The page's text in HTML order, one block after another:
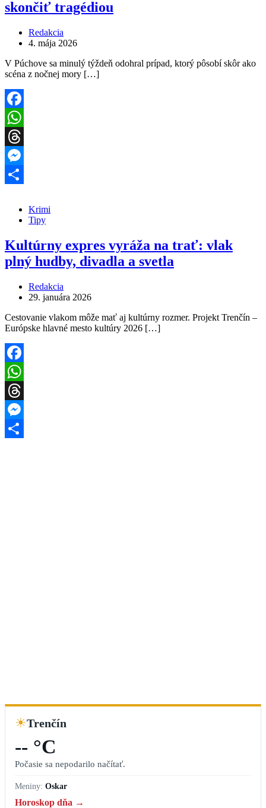
skončiť tragédiou
Redakcia
4. mája 2026
V Púchove sa minulý týždeň odohral prípad, ktorý pôsobí skôr ako
scéna z nočnej mory […]
Facebook
WhatsApp
Threads
Messenger
Krimi
Tipy
Kultúrny expres vyráža na trať: vlak
plný hudby, divadla a svetla
Redakcia
29. januára 2026
Cestovanie vlakom môže mať aj kultúrny rozmer. Projekt Trenčín –
Európske hlavné mesto kultúry 2026 […]
Facebook
WhatsApp
Threads
Messenger
☀Trenčín
-- °C
Počasie sa nepodarilo načítať.
Meniny: Oskar
Horoskop dňa →